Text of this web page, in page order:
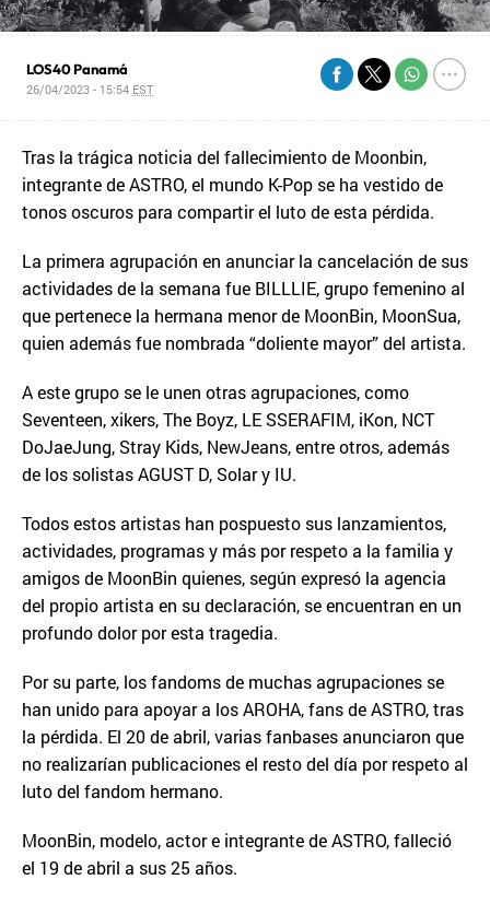
LOS40 Panamá
26/04/2023 - 15:54 EST
Tras la trágica noticia del fallecimiento de Moonbin,
integrante de ASTRO, el mundo K-Pop se ha vestido de
tonos oscuros para compartir el luto de esta pérdida.
La primera agrupación en anunciar la cancelación de sus
actividades de la semana fue BILLLIE, grupo femenino al
que pertenece la hermana menor de MoonBin, MoonSua,
quien además fue nombrada “doliente mayor” del artista.
A este grupo se le unen otras agrupaciones, como
Seventeen, xikers, The Boyz, LE SSERAFIM, iKon, NCT
DoJaeJung, Stray Kids, NewJeans, entre otros, además
de los solistas AGUST D, Solar y IU.
Todos estos artistas han pospuesto sus lanzamientos,
actividades, programas y más por respeto a la familia y
amigos de MoonBin quienes, según expresó la agencia
del propio artista en su declaración, se encuentran en un
profundo dolor por esta tragedia.
Por su parte, los fandoms de muchas agrupaciones se
han unido para apoyar a los AROHA, fans de ASTRO, tras
la pérdida. El 20 de abril, varias fanbases anunciaron que
no realizarían publicaciones el resto del día por respeto al
luto del fandom hermano.
MoonBin, modelo, actor e integrante de ASTRO, falleció
el 19 de abril a sus 25 años.